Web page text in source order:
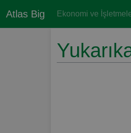
Atlas Big Ekonomi ve